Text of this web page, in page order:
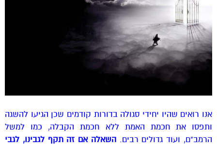
אנו רואים שהיו יחידי סגולה בדורות קודמים שכן הגיעו להשגה
ותפסו את חכמת האמת ללא חכמת הקבלה, כמו למשל
הרמב”ם, ועוד גדולים רבים.השאלה אם זה תקף לגבינו, לגבי